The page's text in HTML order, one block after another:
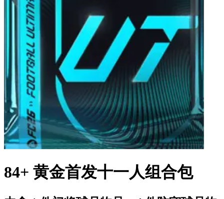
84+ 黄金首发十一人组合包